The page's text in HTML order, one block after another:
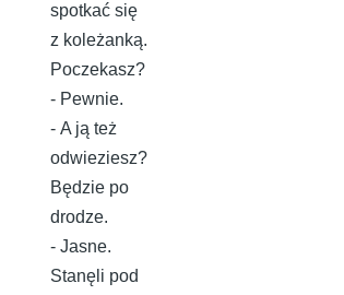
spotkać się
z koleżanką.
Poczekasz?
- Pewnie.
- A ją też
odwieziesz?
Będzie po
drodze.
- Jasne.
Stanęli pod